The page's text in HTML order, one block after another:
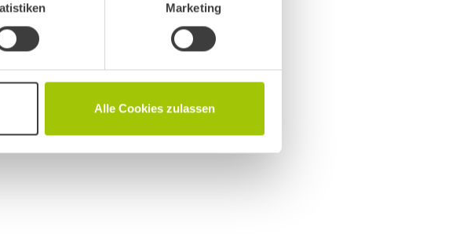
Marketing
Alle Cookies zulassen
kurz bevor. Sicherlich wurde während der
und biete Deinen Kunden die Reparatur von
Alle Vorteile auf einen Blick -…